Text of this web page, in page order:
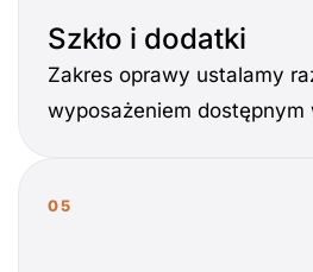
Szkło i dodatki
Zakres oprawy ustalamy
wyposażeniem dostępnym
05